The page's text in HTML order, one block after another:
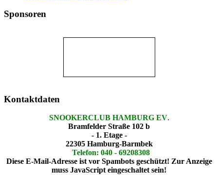
Sponsoren
Kontaktdaten
SNOOKERCLUB HAMBURG EV.
Bramfelder Straße 102 b
- 1. Etage -
22305 Hamburg-Barmbek
Telefon: 040 - 69208308
Diese E-Mail-Adresse ist vor Spambots geschützt! Zur Anzeige
muss JavaScript eingeschaltet sein!